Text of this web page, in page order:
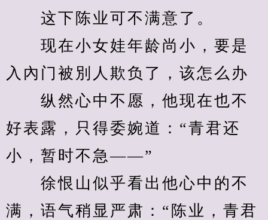
这下陈业可不满意了。
现在小女娃年龄尚小，要是
入內门被別人欺负了，该怎么办
纵然心中不愿，他现在也不
好表露，只得委婉道：“青君还
小，暂时不急——”
徐恨山似乎看出他心中的不
满，语气稍显严肃：“陈业，青君